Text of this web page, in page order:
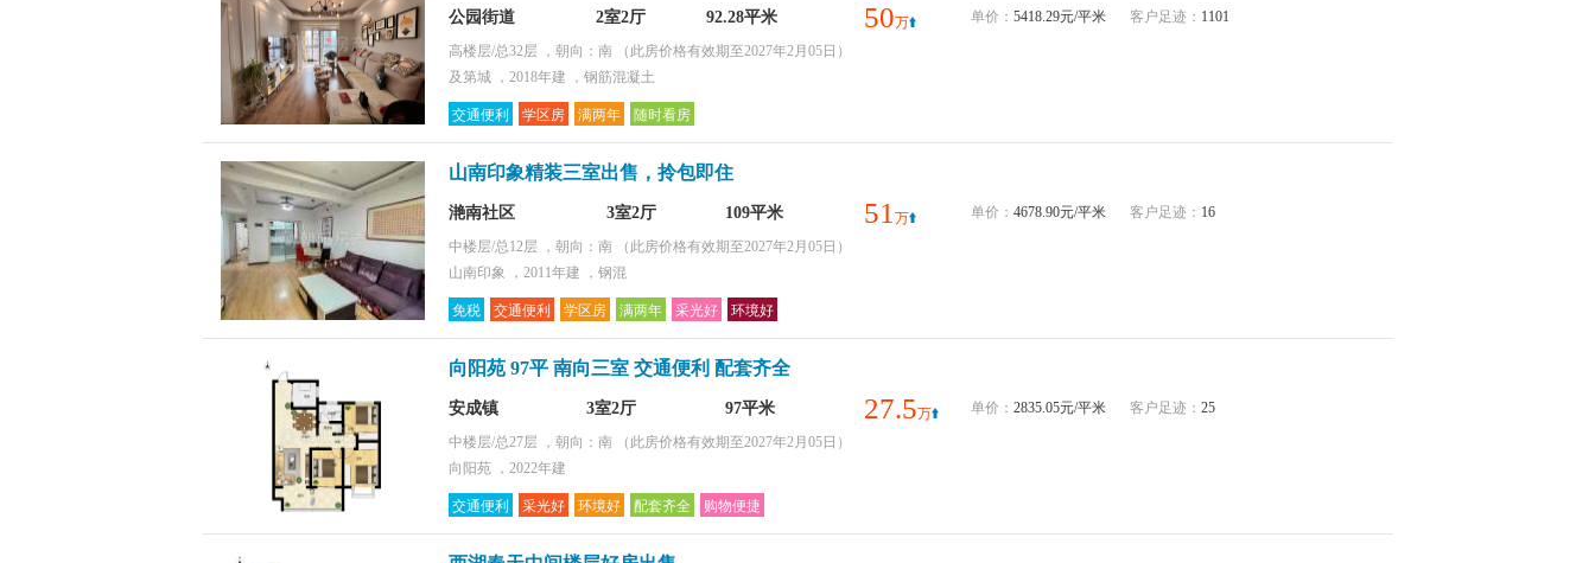
购物便捷
公园街道 2室2厅 92.28平米 50万 单价： 5418.29元/平米 客户足迹： 1101
高楼层/总32层 ，朝向：南
（此房价格有效期至2027年2月05日）
及第城 ，2018年建 ，钢筋混凝土
交通便利 学区房 满两年 随时看房
山南印象精装三室出售，拎包即住
滟南社区 3室2厅 109平米 51 万 单价： 4678.90元/平米 客户足迹： 16
中楼层/总12层 ，朝向：南
（此房价格有效期至2027年2月05日）
山南印象 ，2011年建 ，钢混
免税 交通便利 学区房 满两年 采光好 环境好
向阳苑 97平 南向三室 交通便利 配套齐全
安成镇 3室2厅 97平米 27.5万 单价： 2835.05元/平米 客户足迹： 25
中楼层/总27层 ，朝向：南
（此房价格有效期至2027年2月05日）
向阳苑 ，2022年建
交通便利 采光好 环境好 配套齐全 购物便捷